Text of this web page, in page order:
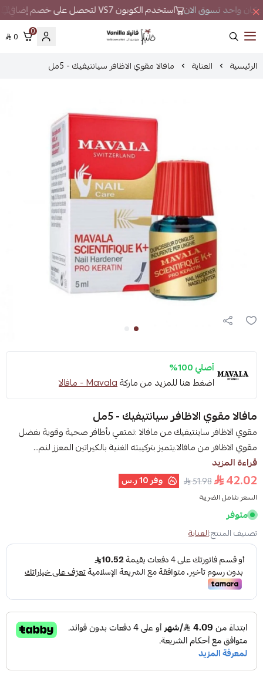
مكان واحد تسوق الان استخدم الكوبون VS7 لتحصل على خصم إضافي
فانيلا
0
0
الرئيسية العناية مافالا مقوي الاظافر سيانتيفيك - 5مل
أصلي 100%
اضغط هنا للمزيد من ماركةMavala - مافالا
مافالا مقوي الاظافر سيانتيفيك - 5مل
مقوي الاظافر ساينتيفيك من مافالا :تمتعي بأظافر صحية وقوية بفضل
مقوي الاظافر من مافالا.يتميز بتركيبته الغنية بالكيراتين المعزز لنم...
قراءة المزيد
42.02
51.98 وفر10 ر.س
السعر شامل الضريبة
متوفر
تصنيف المنتج:العناية